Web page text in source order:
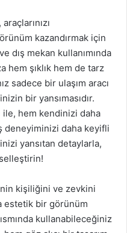
kazandırmak için
dış mekan kullanımında
hem şıklık hem de tarz
sadece bir ulaşım aracı
bir yansımasıdır.
hem kendinizi daha
deneyiminizi daha keyifli
yansıtan detaylarla,
kişiliğini ve zevkini
estetik bir görünüm
kullanabileceğiniz